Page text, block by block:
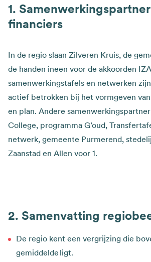
financiers
In de regio slaan Zilveren Kruis, de
de handen ineen voor de akkoorden
samenwerkingstafels en netwerken
actief betrokken bij het vormgeven
en plan. Andere
College, programma G’oud,
netwerk, gemeente Purmerend,
Zaanstad en Allen voor 1.
Samenvatting
De regio kent een vergrijzing die
gemiddelde ligt.